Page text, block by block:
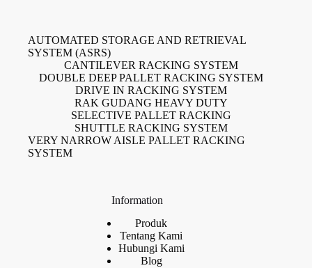
AUTOMATED STORAGE AND RETRIEVAL
SYSTEM (ASRS)
CANTILEVER RACKING SYSTEM
DOUBLE DEEP PALLET RACKING SYSTEM
DRIVE IN RACKING SYSTEM
RAK GUDANG HEAVY DUTY
SELECTIVE PALLET RACKING
SHUTTLE RACKING SYSTEM
VERY NARROW AISLE PALLET RACKING
SYSTEM
Information
Produk
Tentang Kami
Hubungi Kami
Blog